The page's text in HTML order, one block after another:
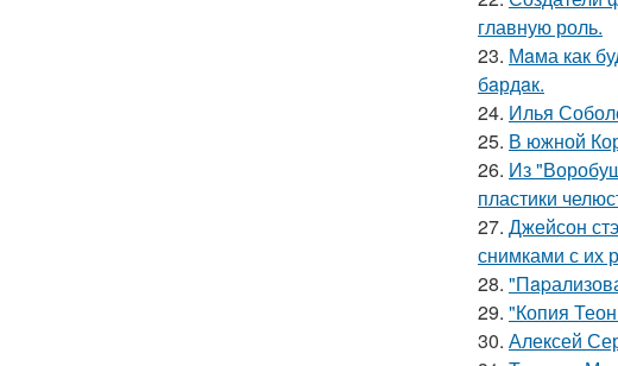
главную роль.
23. Мaма как
бaрдaк.
24. Илья
25. В южной
26. Из
пластики
27. Джейсон
снимками с их
28.
29. "Копия
30. Алексей